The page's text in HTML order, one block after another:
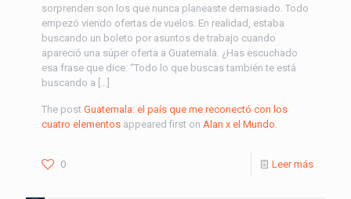
sorprenden son los que nunca planeaste demasiado. Todo
empezó viendo ofertas de vuelos. En realidad, estaba
buscando un boleto por asuntos de trabajo cuando
apareció una súper oferta a Guatemala. ¿Has escuchado
esa frase que dice: “Todo lo que buscas también te está
buscando a […]
The post Guatemala: el país que me reconectó con los
cuatro elementos appeared first on Alan x el Mundo
0 Leer más